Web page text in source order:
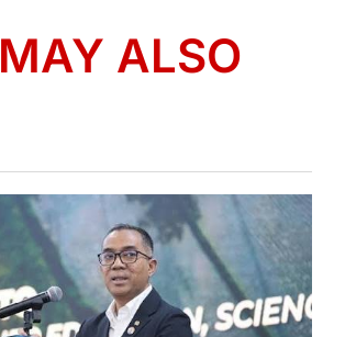
ALSO